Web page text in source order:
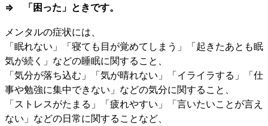
⇒ 「困った」ときです。
メンタルの症状には、
「眠れない」「寝ても目が覚めてしまう」「起きたあとも眠
気が続く」などの睡眠に関すること、
「気分が落ち込む」「気が晴れない」「イライラする」「仕
事や勉強に集中できない」などの気分に関すること、
「ストレスがたまる」「疲れやすい」「言いたいことが言え
ない」などの日常に関することなど、